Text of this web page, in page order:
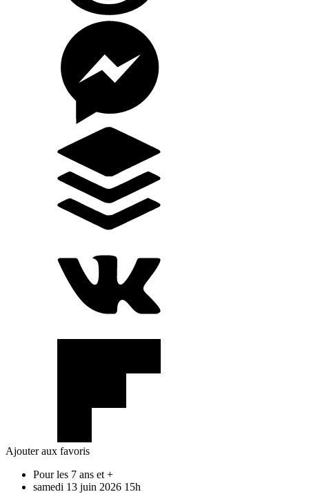
Ajouter aux favoris
Pour les 7 ans et +
samedi 13 juin 2026 15h